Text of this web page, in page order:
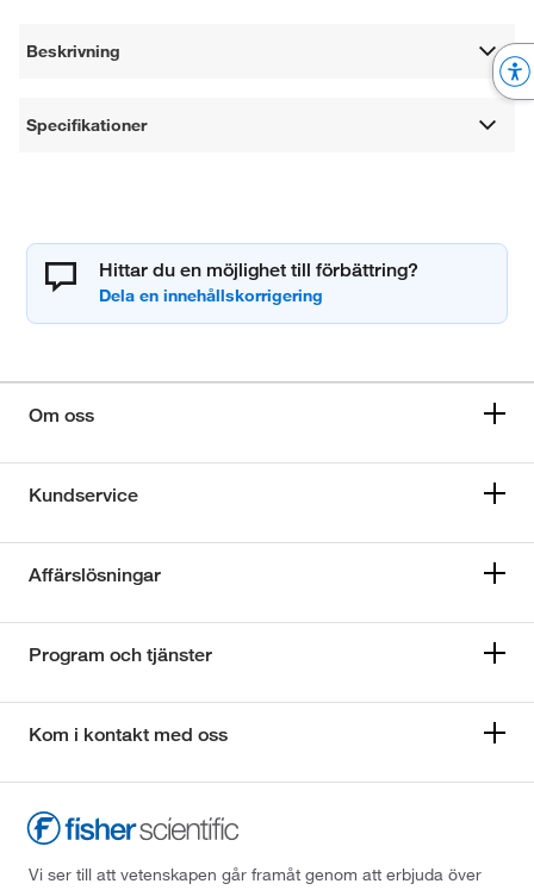
Beskrivning
Specifikationer
Hittar du en möjlighet till förbättring?
Om oss
Kundservice
Affärslösningar
Program och tjänster
Kom i kontakt med oss
Vi ser till att vetenskapen går framåt genom att erbjuda över